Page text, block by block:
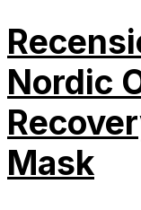
Nordic
Mask